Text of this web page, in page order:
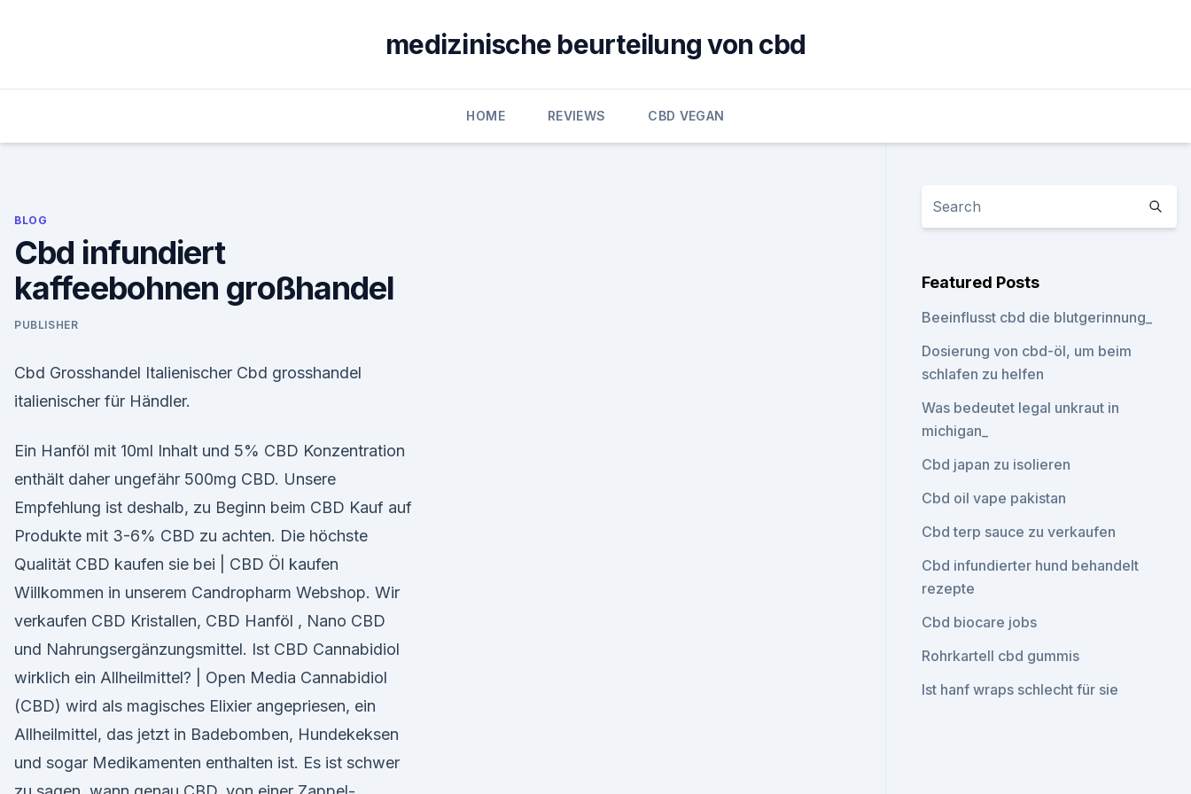
medizinische beurteilung von cbd
HOME REVIEWS CBD VEGAN
BLOG
Cbd infundiert
kaffeebohnen großhandel
PUBLISHER
Cbd Grosshandel Italienischer Cbd grosshandel
italienischer für Händler.
Ein Hanföl mit 10ml Inhalt und 5% CBD Konzentration
enthält daher ungefähr 500mg CBD. Unsere
Empfehlung ist deshalb, zu Beginn beim CBD Kauf auf
Produkte mit 3-6% CBD zu achten. Die höchste
Qualität CBD kaufen sie bei | CBD Öl kaufen
Willkommen in unserem Candropharm Webshop. Wir
verkaufen CBD Kristallen, CBD Hanföl , Nano CBD
und Nahrungsergänzungsmittel. Ist CBD Cannabidiol
wirklich ein Allheilmittel? | Open Media Cannabidiol
(CBD) wird als magisches Elixier angepriesen, ein
Allheilmittel, das jetzt in Badebomben, Hundekeksen
und sogar Medikamenten enthalten ist. Es ist schwer
Featured Posts
Beeinflusst cbd die blutgerinnung_
Dosierung von cbd-öl, um beim
schlafen zu helfen
Was bedeutet legal unkraut in
michigan_
Cbd japan zu isolieren
Cbd oil vape pakistan
Cbd terp sauce zu verkaufen
Cbd infundierter hund behandelt
rezepte
Cbd biocare jobs
Rohrkartell cbd gummis
Ist hanf wraps schlecht für sie